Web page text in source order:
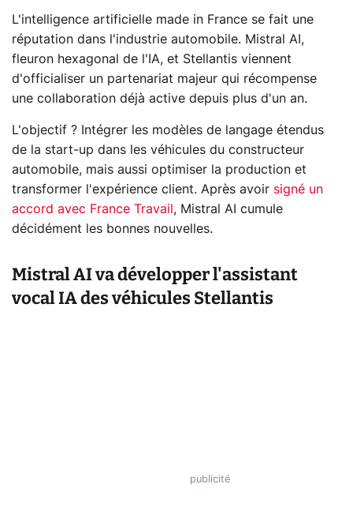
L'intelligence artificielle made in France se fait une
réputation dans l'industrie automobile. Mistral AI,
fleuron hexagonal de l'IA, et Stellantis viennent
d'officialiser un partenariat majeur qui récompense
une collaboration déjà active depuis plus d'un an.
L'objectif ? Intégrer les modèles de langage étendus
de la start-up dans les véhicules du constructeur
automobile, mais aussi optimiser la production et
transformer l'expérience client. Après avoir signé un
accord avec France Travail , Mistral AI cumule
décidément les bonnes nouvelles.
Mistral AI va développer l'assistant
vocal IA des véhicules Stellantis